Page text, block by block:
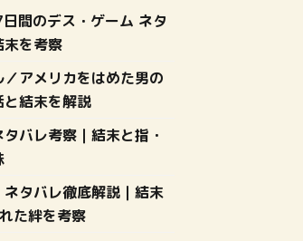
間のデス・ゲーム ネタ
末を考察
アメリカをはめた男の
結末を解説
バレ考察｜結末と指・
タバレ徹底解説｜結末
た絆を考察